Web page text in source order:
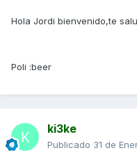
Hola Jordi bienvenido,te
Poli :beer
ki3ke
Publicado 31 de